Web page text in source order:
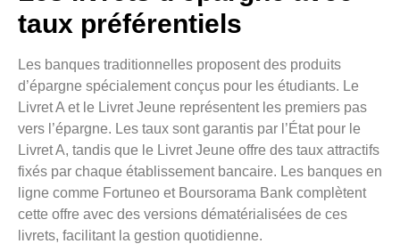
taux préférentiels
Les banques traditionnelles proposent des produits
d’épargne spécialement conçus pour les étudiants. Le
Livret A et le Livret Jeune représentent les premiers pas
vers l’épargne. Les taux sont garantis par l’État pour le
Livret A, tandis que le Livret Jeune offre des taux attractifs
fixés par chaque établissement bancaire. Les banques en
ligne comme Fortuneo et Boursorama Bank complètent
cette offre avec des versions dématérialisées de ces
livrets, facilitant la gestion quotidienne.